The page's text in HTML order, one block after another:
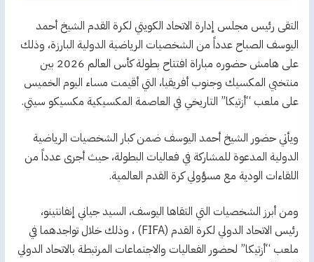
التقى رئيس مجلس إدارة الاتحاد الكويتي لكرة القدم الشيخ أحمد
اليوسف الصباح عدداً من الشخصيات الرياضية الدولية البارزة، وذلك
على هامش حضوره مباراة افتتاح بطولة كأس العالم 2026 بين
منتخبي المكسيك وجنوب أفريقيا، التي أقيمت مساء اليوم الخميس
على ملعب “أزتيكا” التاريخي في العاصمة المكسيكية مكسيكو سيتي.
ويأتي حضور الشيخ أحمد اليوسف ضمن كبار الشخصيات الرياضية
الدولية المدعوة للمشاركة في فعاليات البطولة، حيث أجرى عدداً من
اللقاءات الودية مع مسؤولي كرة القدم العالمية.
ومن أبرز الشخصيات التي التقاها اليوسف، السيد جياني إنفانتينو،
رئيس الاتحاد الدولي لكرة القدم (FIFA) ، وذلك خلال تواجدهما في
ملعب “أزتيكا” لحضور الفعاليات والاجتماعات المرتبطة بالاتحاد الدولي